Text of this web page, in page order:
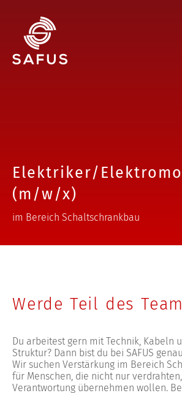
Elektriker/
(m/w/x)
im Bereich Schaltschrankbau
Werde Teil des
Du arbeitest gern mit Technik, Kabeln
Struktur? Dann bist du bei SAFUS
Wir suchen Verstärkung im Bereich
für Menschen, die nicht nur
Verantwortung übernehmen wollen.